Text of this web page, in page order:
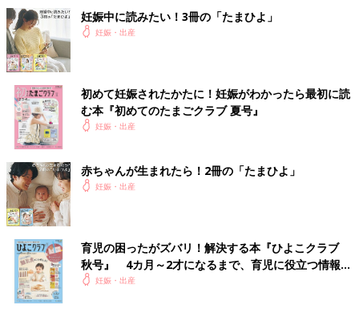
妊娠中に読みたい！3冊の「たまひよ」
妊娠・出産
初めて妊娠されたかたに！妊娠がわかったら最初に読
む本『初めてのたまごクラブ 夏号』
妊娠・出産
赤ちゃんが生まれたら！2冊の「たまひよ」
妊娠・出産
育児の困ったがズバリ！解決する本『ひよこクラブ
秋号』 4カ月～2才になるまで、育児に役立つ情報が
いっぱい！
妊娠・出産